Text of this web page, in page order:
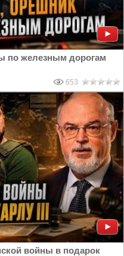
по железным дорогам
653
войны в подарок